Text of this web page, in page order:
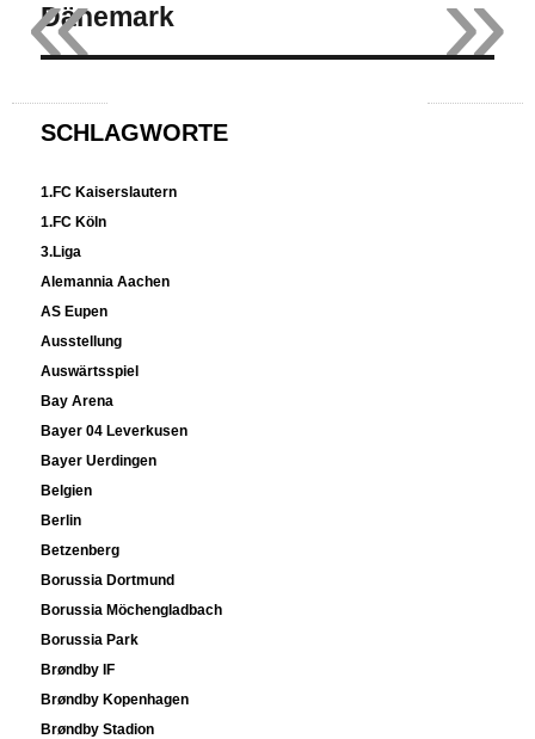
Dänemark
SCHLAGWORTE
1.FC Kaiserslautern
1.FC Köln
3.Liga
Alemannia Aachen
AS Eupen
Ausstellung
Auswärtsspiel
Bay Arena
Bayer 04 Leverkusen
Bayer Uerdingen
Belgien
Berlin
Betzenberg
Borussia Dortmund
Borussia Möchengladbach
Borussia Park
Brøndby IF
Brøndby Kopenhagen
Brøndby Stadion